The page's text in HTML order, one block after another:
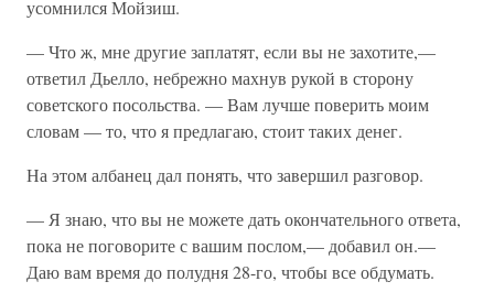
усомнился Мойзиш.
— Что ж, мне другие заплатят, если вы не захотите,—
ответил Дьелло, небрежно махнув рукой в сторону
советского посольства. — Вам лучше поверить моим
словам — то, что я предлагаю, стоит таких денег.
На этом албанец дал понять, что завершил разговор.
— Я знаю, что вы не можете дать окончательного ответа,
пока не поговорите с вашим послом,— добавил он.—
Даю вам время до полудня 28-го, чтобы все обдумать.